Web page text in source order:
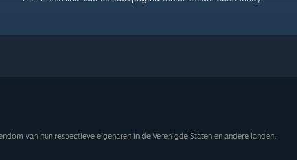
van hun respectieve eigenaren in de Verenigde Staten en andere landen.